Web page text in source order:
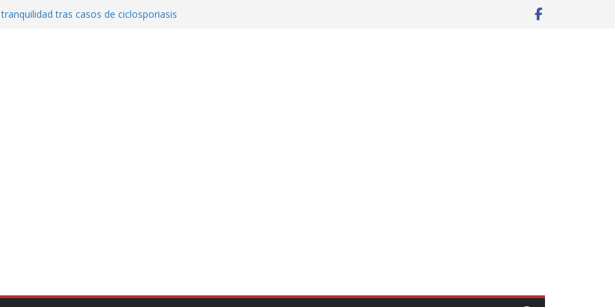
tras casos de ciclosporiasis
de vínculos con México: